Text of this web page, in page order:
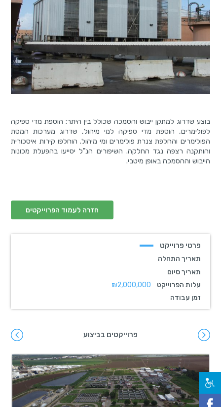
בוצע שדרוג למתקן ייבוש והסמכה שכולל בין היתר: הוספת מדי ספיקה
לפולימרים, הוספת מדי ספיקה למי מיהול, שדרוג מערכות המסת
הפולימרים והחלפת צנרת פולימרים ומי מיהול. הוחלפו קירות איסכורית
והותקנה רצפה נגד החלקה. השיפורים הנ"ל יסייעו בהפעלת מכונות
הייבוש וההסמכה באופן מיטבי.
חזרה לעמוד הפרוייקטים
פרטי פרוייקט
תאריך התחלה
תאריך סיום
עלות הפרוייקט
זמן עבודה
₪2,000,000
פרוייקטים בביצוע